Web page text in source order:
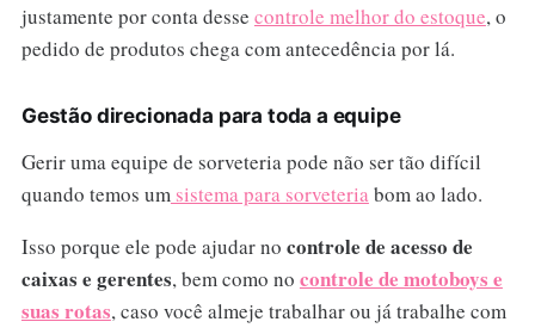
justamente por conta desse controle melhor do estoque, o
pedido de produtos chega com antecedência por lá.
Gestão direcionada para toda a equipe
Gerir uma equipe de sorveteria pode não ser tão difícil
quando temos um sistema para sorveteria bom ao lado.
Isso porque ele pode ajudar no controle de acesso de
caixas e gerentes, bem como no controle de motoboys e
suas rotas, caso você almeje trabalhar ou já trabalhe com